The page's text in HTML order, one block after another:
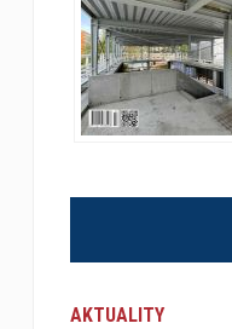
AKTUALITY